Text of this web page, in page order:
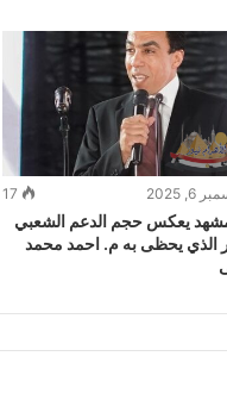
6, 2025
17
يعكس حجم الدعم الشعبي
الذي يحظى به م. احمد محمد